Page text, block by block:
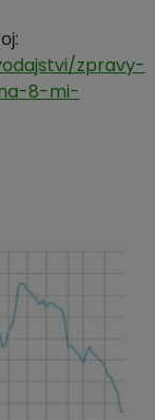
zpravy-
8-mi-